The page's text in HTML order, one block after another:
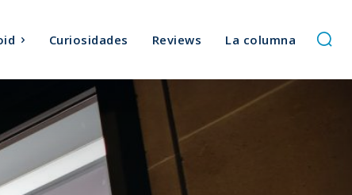
Curiosidades Reviews La columna